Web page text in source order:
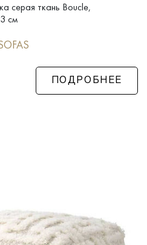
серая ткань Boucle,
см
ПОДРОБНЕЕ